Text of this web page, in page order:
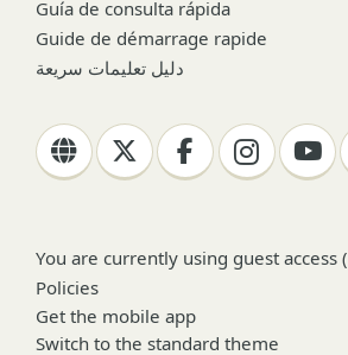
Guía de consulta rápida
Guide de démarrage rapide
دليل تعليمات سريعة
You are currently using guest access (
Policies
Get the mobile app
Switch to the standard theme